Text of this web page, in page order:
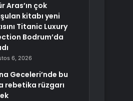
Aras’ın çok
kitabı yeni
Titanic Luxury
Bodrum’da
6, 2026
Geceleri’nde bu
rebetika rüzgarı